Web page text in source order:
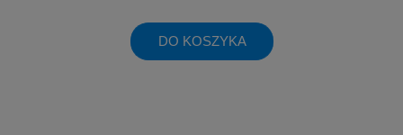
DO KOSZYKA